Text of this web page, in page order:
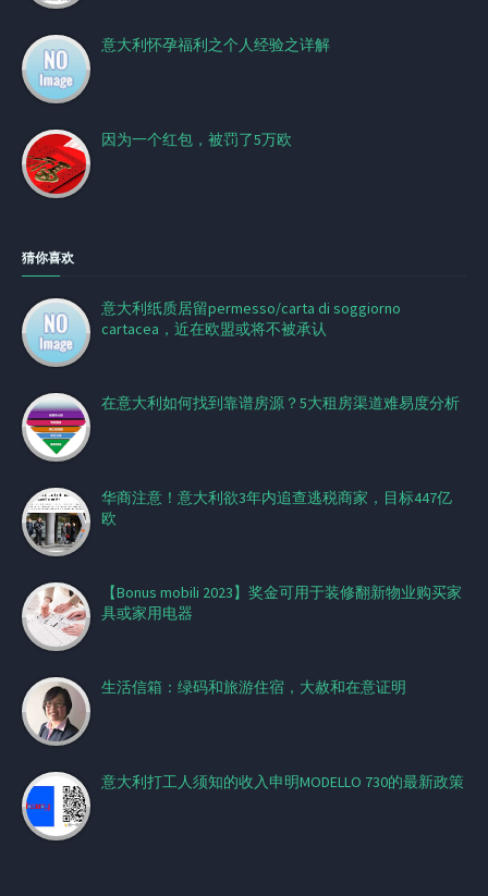
意大利怀孕福利之个人经验之详解
因为一个红包，被罚了5万欧
猜你喜欢
意大利纸质居留permesso/carta di soggiorno
cartacea，近在欧盟或将不被承认
在意大利如何找到靠谱房源？5大租房渠道难易度分析
华商注意！意大利欲3年内追查逃税商家，目标447亿
欧
【Bonus mobili 2023】奖金可用于装修翻新物业购买家
具或家用电器
生活信箱：绿码和旅游住宿，大赦和在意证明
意大利打工人须知的收入申明MODELLO 730的最新政策